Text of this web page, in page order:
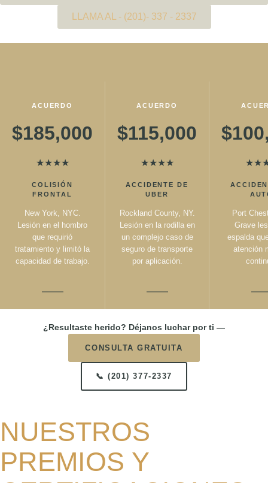
LLAMA AL - (201)- 337 - 2337
ACUERDO
$185,000
★★★★
COLISIÓN
FRONTAL
New York, NYC.
Lesión en el hombro
que requirió
tratamiento y limitó la
capacidad de trabajo.
ACUERDO
$115,000
★★★★
ACCIDENTE DE
UBER
Rockland County, NY.
Lesión en la rodilla en
un complejo caso de
seguro de transporte
por aplicación.
★★
Port
Grave
espalda
atención
¿Resultaste herido? Déjanos luchar por ti —
CONSULTA GRATUITA
📞 (201) 377-2337
NUESTROS
PREMIOS Y